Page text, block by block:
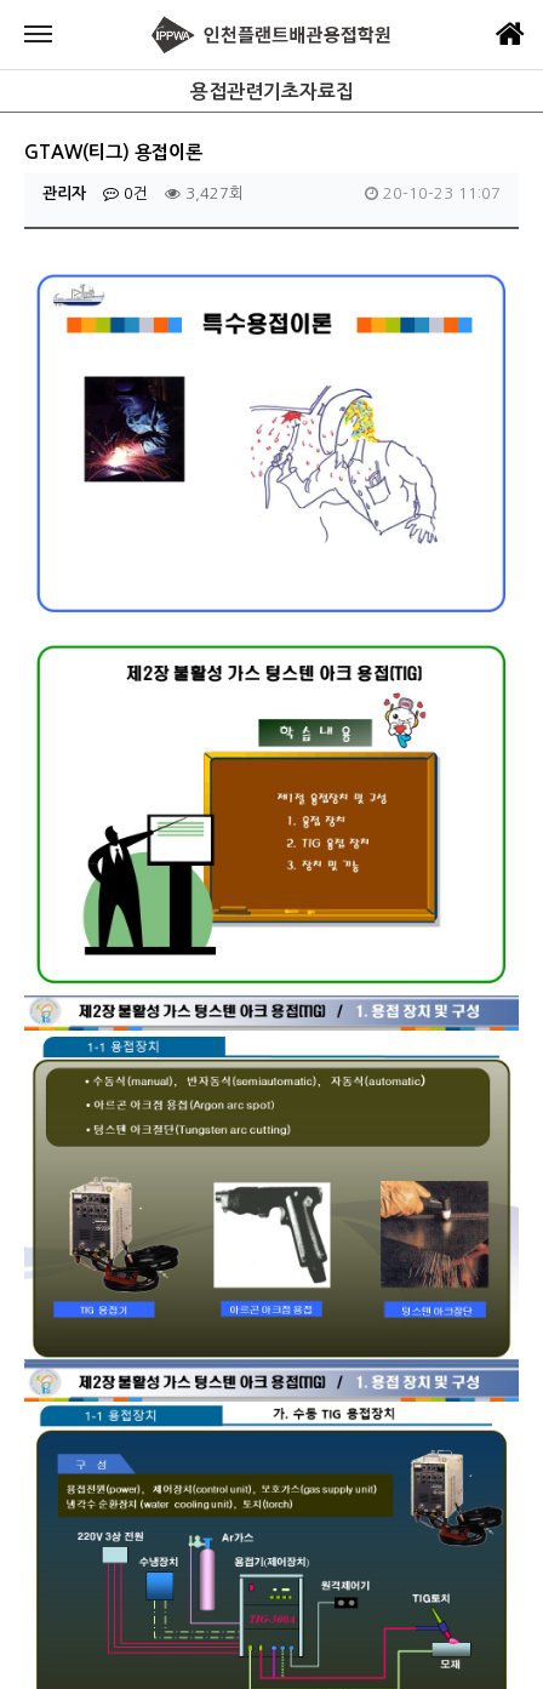
용접관련기초자료집
GTAW(티그) 용접이론
관리자 0건 3,427회 20-10-23 11:07